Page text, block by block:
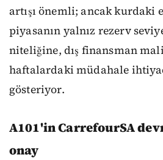
artışı önemli; ancak kurdaki
piyasanın yalnız rezerv
niteliğine, dış finansman
haftalardaki müdahale
gösteriyor.
A101'in CarrefourSA
onay